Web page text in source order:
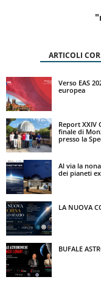
ARTICOLI
Verso EAS
europea
Report XXIV
finale di
presso la
Al via la
dei pianeti
LA NUOVA
BUFALE